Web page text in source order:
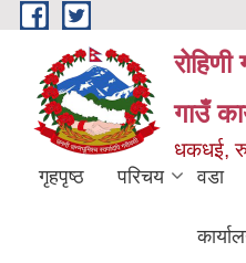
Skip to main content
रोहिणी
गाउँ
धकधई,
गृहपृष्ठ परिचय वडा